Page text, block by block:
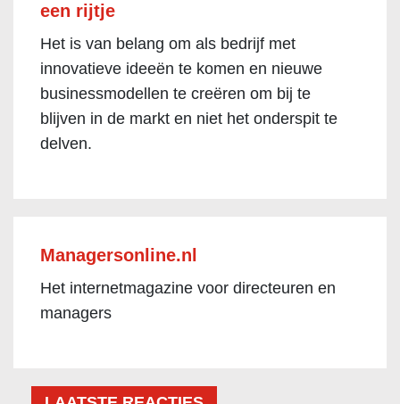
een rijtje
Het is van belang om als bedrijf met
innovatieve ideeën te komen en nieuwe
businessmodellen te creëren om bij te
blijven in de markt en niet het onderspit te
delven.
Managersonline.nl
Het internetmagazine voor directeuren en
managers